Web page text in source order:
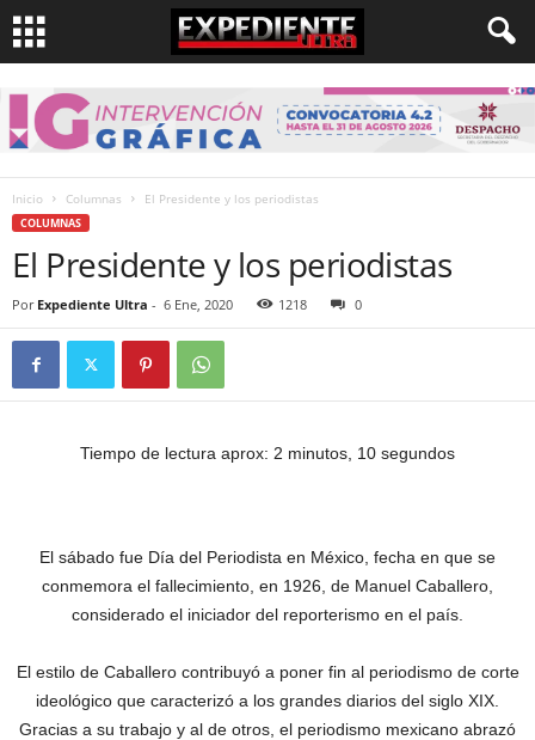
Inicio Columnas El Presidente y los periodistas
COLUMNAS
El Presidente y los periodistas
Por Expediente Ultra - 6 Ene, 2020 1218 0
Tiempo de lectura aprox: 2 minutos, 10 segundos
El sábado fue Día del Periodista en México, fecha en que se
conmemora el fallecimiento, en 1926, de Manuel Caballero,
considerado el iniciador del reporterismo en el país.
El estilo de Caballero contribuyó a poner fin al periodismo de corte
ideológico que caracterizó a los grandes diarios del siglo XIX.
Gracias a su trabajo y al de otros, el periodismo mexicano abrazó